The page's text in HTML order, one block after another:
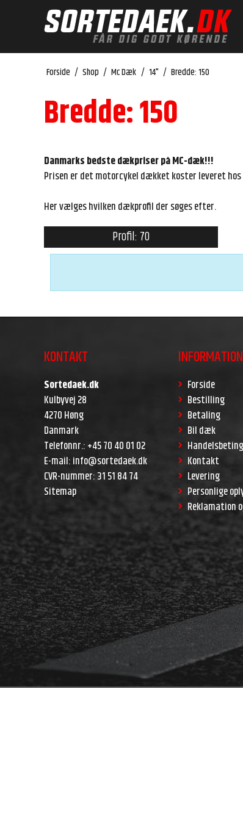
Forside / Shop / Mc Dæk / 14" / Bredde: 150
Bredde: 150
Danmarks bedste dækpriser på MC-dæk!!!
Prisen er det motorcykel dækket koster leveret hos
Her vælges hvilken dækprofil der søges efter.
Profil: 70
KONTAKT
Sortedaek.dk
Kulbyvej 28
4270 Høng
Danmark
Telefonnr.:+45 70 40 01 02
E-mail:info@sortedaek.dk
CVR-nummer:31 51 84 74
Sitemap
INFORMATION
Forside
Bestilling
Betaling
Bil dæk
Kontakt
Levering
Personlige
Reklamation